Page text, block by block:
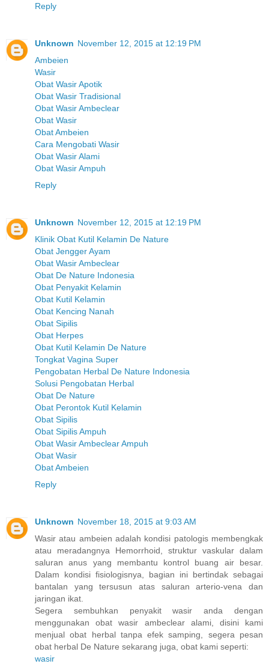
Reply
Unknown November 12, 2015 at 12:19 PM
Ambeien
Wasir
Obat Wasir Apotik
Obat Wasir Tradisional
Obat Wasir Ambeclear
Obat Wasir
Obat Ambeien
Cara Mengobati Wasir
Obat Wasir Alami
Obat Wasir Ampuh
Reply
Unknown November 12, 2015 at 12:19 PM
Klinik Obat Kutil Kelamin De Nature
Obat Jengger Ayam
Obat Wasir Ambeclear
Obat De Nature Indonesia
Obat Penyakit Kelamin
Obat Kutil Kelamin
Obat Kencing Nanah
Obat Sipilis
Obat Herpes
Obat Kutil Kelamin De Nature
Tongkat Vagina Super
Pengobatan Herbal De Nature Indonesia
Solusi Pengobatan Herbal
Obat De Nature
Obat Perontok Kutil Kelamin
Obat Sipilis
Obat Sipilis Ampuh
Obat Wasir Ambeclear Ampuh
Obat Wasir
Obat Ambeien
Reply
Unknown November 18, 2015 at 9:03 AM
Wasir atau ambeien adalah kondisi patologis membengkak
atau meradangnya Hemorrhoid, struktur vaskular dalam
saluran anus yang membantu kontrol buang air besar.
Dalam kondisi fisiologisnya, bagian ini bertindak sebagai
bantalan yang tersusun atas saluran arterio-vena dan
jaringan ikat.
Segera sembuhkan penyakit wasir anda dengan
menggunakan obat wasir ambeclear alami, disini kami
menjual obat herbal tanpa efek samping, segera pesan
obat herbal De Nature sekarang juga, obat kami seperti:
wasir